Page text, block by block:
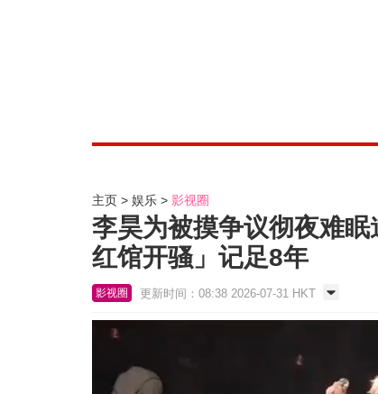
主页 娱乐 影视圈
李昊为被摸争议彻夜难
红馆开骚」记足8年
影视圈 更新时间：08:38 2026-07-31 HKT